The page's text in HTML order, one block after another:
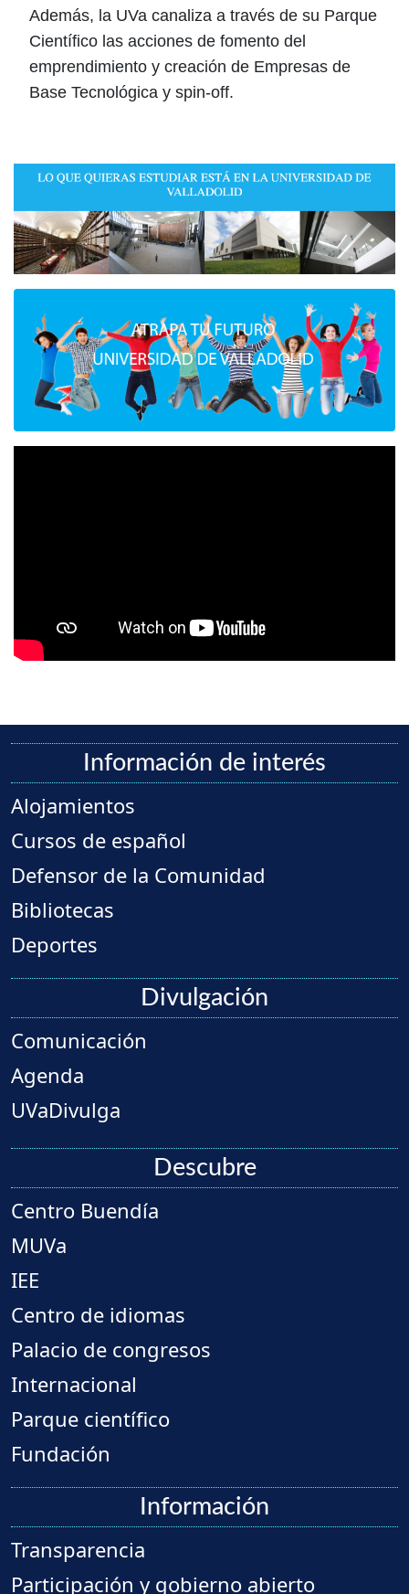
Además, la UVa canaliza a través de su Parque
Científico las acciones de fomento del
emprendimiento y creación de Empresas de
Base Tecnológica y spin-off.
Información de interés
Alojamientos
Cursos de español
Defensor de la Comunidad
Bibliotecas
Deportes
Divulgación
Comunicación
Agenda
UVaDivulga
Descubre
Centro Buendía
MUVa
IEE
Centro de idiomas
Palacio de congresos
Internacional
Parque científico
Fundación
Información
Transparencia
Participación y gobierno abierto